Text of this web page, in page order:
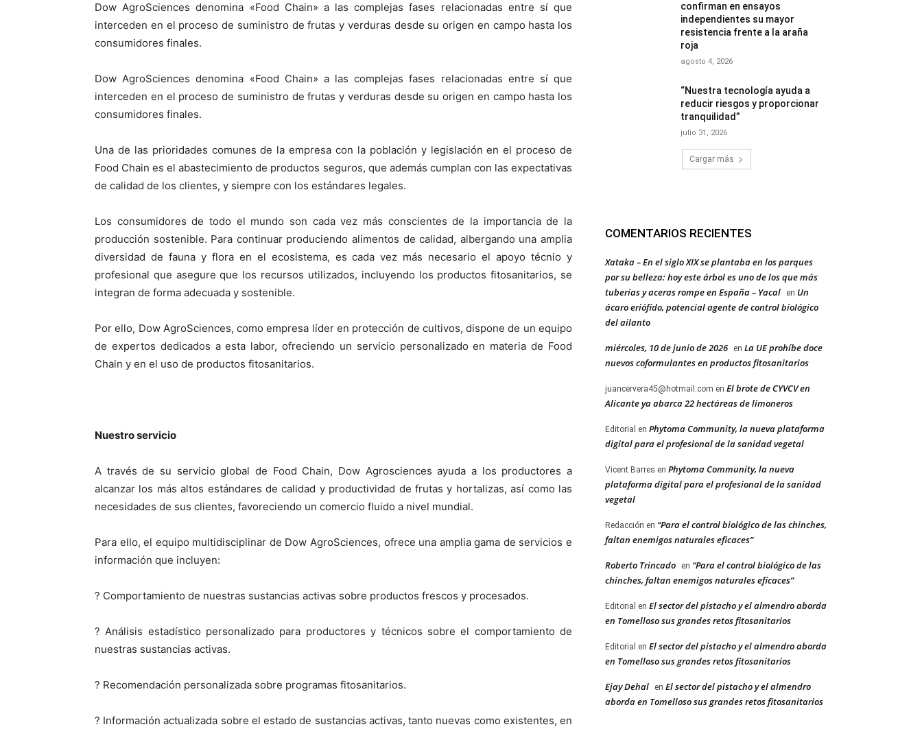
Dow AgroSciences denomina «Food Chain» a las complejas fases relacionadas entre sí que
interceden en el proceso de suministro de frutas y verduras desde su origen en campo hasta los
consumidores finales.
Dow AgroSciences denomina «Food Chain» a las complejas fases relacionadas entre sí que
interceden en el proceso de suministro de frutas y verduras desde su origen en campo hasta los
consumidores finales.
Una de las prioridades comunes de la empresa con la población y legislación en el proceso de
Food Chain es el abastecimiento de productos seguros, que además cumplan con las expectativas
de calidad de los clientes, y siempre con los estándares legales.
Los consumidores de todo el mundo son cada vez más conscientes de la importancia de la
producción sostenible. Para continuar produciendo alimentos de calidad, albergando una amplia
diversidad de fauna y flora en el ecosistema, es cada vez más necesario el apoyo técnio y
profesional que asegure que los recursos utilizados, incluyendo los productos fitosanitarios, se
integran de forma adecuada y sostenible.
Por ello, Dow AgroSciences, como empresa líder en protección de cultivos, dispone de un equipo
de expertos dedicados a esta labor, ofreciendo un servicio personalizado en materia de Food
Chain y en el uso de productos fitosanitarios.
Nuestro servicio
A través de su servicio global de Food Chain, Dow Agrosciences ayuda a los productores a
alcanzar los más altos estándares de calidad y productividad de frutas y hortalizas, así como las
necesidades de sus clientes, favoreciendo un comercio fluido a nivel mundial.
Para ello, el equipo multidisciplinar de Dow AgroSciences, ofrece una amplia gama de servicios e
información que incluyen:
? Comportamiento de nuestras sustancias activas sobre productos frescos y procesados.
? Análisis estadístico personalizado para productores y técnicos sobre el comportamiento de
nuestras sustancias activas.
? Recomendación personalizada sobre programas fitosanitarios.
? Información actualizada sobre el estado de sustancias activas, tanto nuevas como existentes, en
confirman en ensayos
independientes su mayor
resistencia frente a la araña
roja
agosto 4, 2026
“Nuestra tecnología ayuda a
reducir riesgos y proporcionar
tranquilidad”
julio 31, 2026
Cargar más
COMENTARIOS RECIENTES
Xataka – En el siglo XIX se plantaba en los parques
por su belleza: hoy este árbol es uno de los que más
tuberías y aceras rompe en España – Yacal
en Un
ácaro eriófido, potencial agente de control biológico
del ailanto
miércoles, 10 de junio de 2026 en La UE prohíbe doce
nuevos coformulantes en productos fitosanitarios
juancervera45@hotmail.com en El brote de CYVCV en
Alicante ya abarca 22 hectáreas de limoneros
Editorial en Phytoma Community, la nueva plataforma
digital para el profesional de la sanidad vegetal
Vicent Barres en Phytoma Community, la nueva
plataforma digital para el profesional de la sanidad
vegetal
Redacción en “Para el control biológico de las chinches,
faltan enemigos naturales eficaces”
Roberto Trincado en “Para el control biológico de las
chinches, faltan enemigos naturales eficaces”
Editorial en El sector del pistacho y el almendro aborda
en Tomelloso sus grandes retos fitosanitarios
Editorial en El sector del pistacho y el almendro aborda
en Tomelloso sus grandes retos fitosanitarios
Ejay Dehal en El sector del pistacho y el almendro
aborda en Tomelloso sus grandes retos fitosanitarios